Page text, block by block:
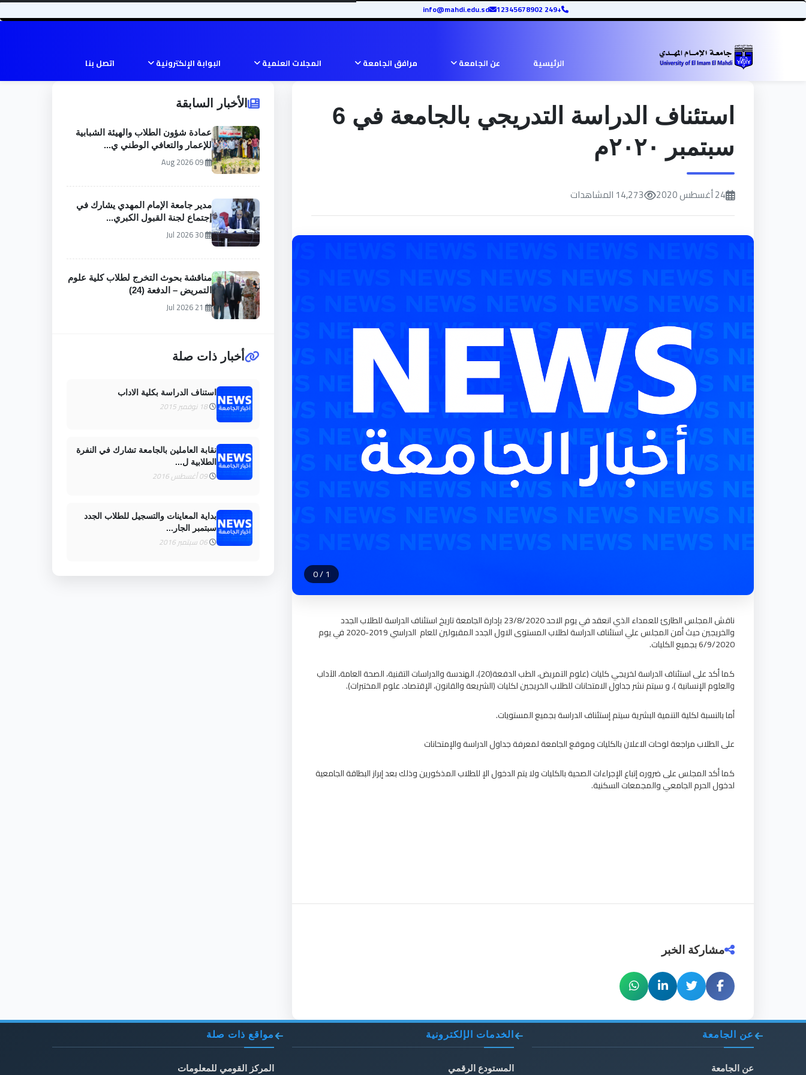
+249 12345678902
info@mahdi.edu.sd
الرئيسية عن الجامعة مرافق الجامعة المجلات العلمية البوابة الإلكترونية اتصل بنا
استئناف الدراسة التدريجي بالجامعة في 6
سبتمبر ٢٠٢٠م
24 أغسطس 2020 14,273 المشاهدات
1
/
0
ناقش المجلس الطارئ للعمداء الذي انعقد في يوم الاحد 23/8/2020 بإدارة الجامعة تاريخ استئناف الدراسة للطلاب الجدد
والخريجين حيث أمن المجلس علي استئناف الدراسة لطلاب المستوى الاول الجدد المقبولين للعام الدراسي 2019-2020 في يوم
6/9/2020 بجميع الكليات.
كما أكد على استئناف الدراسة لخريجي كليات (علوم التمريض، الطب الدفعة(20)، الهندسة والدراسات التقنية، الصحة العامة، الآداب
والعلوم الإنسانية )، و سيتم نشر جداول الامتحانات للطلاب الخريجين لكليات (الشريعة والقانون، الإقتصاد، علوم المختبرات).
أما بالنسبة لكلية التنمية البشرية سيتم إستئناف الدراسة بجميع المستويات.
على الطلاب مراجعة لوحات الاعلان بالكليات وموقع الجامعة لمعرفة جداول الدراسة والإمتحانات
كما أكد المجلس على ضروره إتباع الإجراءات الصحية بالكليات ولا يتم الدخول الإ للطلاب المذكورين وذلك بعد إبراز البطاقة الجامعية
لدخول الحرم الجامعي والمجمعات السكنية.
مشاركة الخبر
الأخبار السابقة
عمادة شؤون الطلاب والهيئة الشبابية
للإعمار والتعافي الوطني ي...
مدير جامعة الإمام المهدي يشارك في
إجتماع لجنة القبول الكبري...
مناقشة بحوث التخرج لطلاب كلية علوم
التمريض – الدفعة (24)
أخبار ذات صلة
استناف الدراسة بكلية الاداب
18 نوفمبر 2015
نقابة العاملين بالجامعة تشارك في النفرة
الطلابية ل...
09 أغسطس 2016
بداية المعاينات والتسجيل للطلاب الجدد
سبتمبر الجار...
06 سبتمبر 2016
عن الجامعة
عن الجامعة
الخدمات الإلكترونية
المستودع الرقمي
مواقع ذات صلة
المركز القومي للمعلومات